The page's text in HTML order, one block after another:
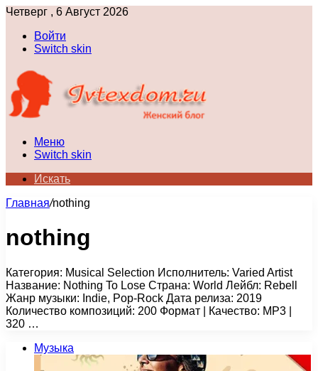
Четверг , 6 Август 2026
Войти
Switch skin
Меню
Switch skin
Искать
Главная/nothing
nothing
Категория: Musical Selection Исполнитель: Varied Artist
Название: Nothing To Lose Страна: World Лейбл: Rebell
Жанр музыки: Indie, Pop-Rock Дата релиза: 2019
Количество композиций: 200 Формат | Качество: MP3 |
320 …
Музыка